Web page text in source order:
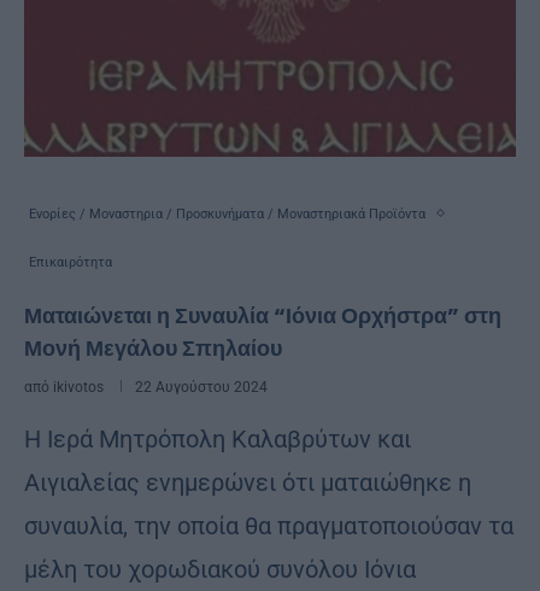
Ενορίες / Μοναστηρια / Προσκυνήματα / Μοναστηριακά Προϊόντα
Επικαιρότητα
Ματαιώνεται η Συναυλία “Ιόνια Ορχήστρα” στη
Μονή Μεγάλου Σπηλαίου
από ikivotos 22 Αυγούστου 2024
Η Ιερά Μητρόπολη Καλαβρύτων και
Αιγιαλείας ενημερώνει ότι ματαιώθηκε η
συναυλία, την οποία θα πραγματοποιούσαν τα
μέλη του χορωδιακού συνόλου Ιόνια